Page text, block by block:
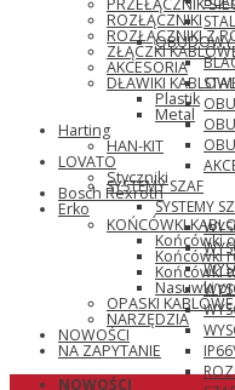
OBUDOWY
SYSTEMY SZAF
SYSTEMY
PRZEŁĄCZNIK
ROZŁĄCZNIKI
ROZŁĄCZNIKI Z
ZŁĄCZKI
AKCESORIA
DŁAWIKI
Plastik
Metal
Harting
HAN-KIT
LOVATO
Styczniki
Bosch Rexroth
Erko
KOŃCÓWKI
Końcówki
Końcówki
Końcówki
Nasuwki
OPASKI KABLOWE
NARZĘDZIA
NOWOŚCI
NA ZAPYTANIE
NOWOŚCI